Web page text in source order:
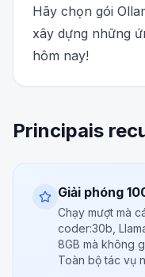
Hãy chọn gói
xây dựng những
hôm nay!
Principais
Giải phóng
Chạy mượt mà
coder:30b,
8GB mà không
Toàn bộ tác vụ